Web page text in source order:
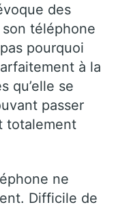
des
téléphone
pourquoi
à la
qu’elle se
passer
totalement
ne
Difficile de